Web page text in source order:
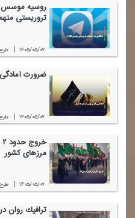
روسیه موسس
تروریستی
۱۴۰۵/۰۵/۰۷ |
ضرورت
۱۴۰۵/۰۵/۰۷ |
مرز‌های كشور
۱۴۰۵/۰۵/۰۷ |
ترافیك روان